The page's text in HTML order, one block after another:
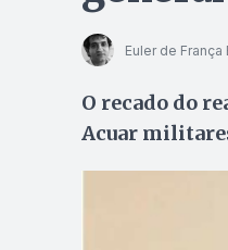
Euler de França
O recado do
Acuar